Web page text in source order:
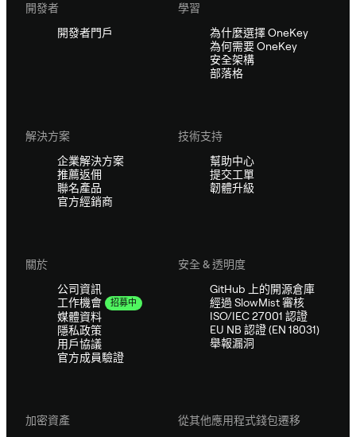
開發者
開發者門戶
學習
為什麼選擇 OneKey
為何需要 OneKey
安全架構
部落格
解決方案
企業解決方案
推薦返佣
聯名產品
官方經銷商
技術支持
幫助中心
提交工單
韌體升級
關於
公司資訊
工作機會
招募中
媒體資料
隱私政策
用戶協議
官方成員驗證
安全 & 透明度
GitHub 上的開源倉庫
經過 SlowMist 審核
ISO/IEC 27001 認證
EU NB 認證 (EN 18031)
舉報漏洞
加密資產
從其他應用程式錢包遷移